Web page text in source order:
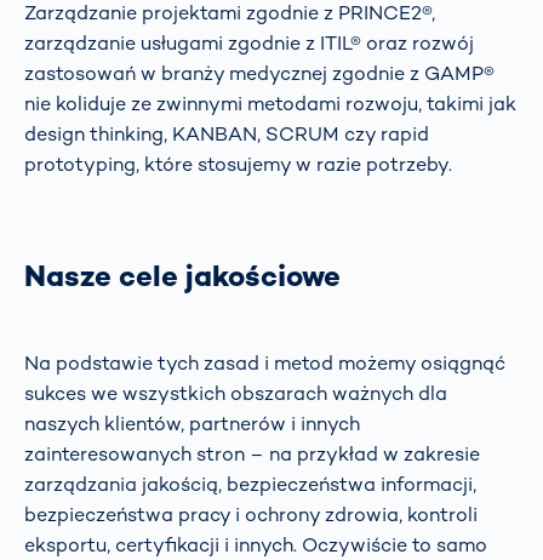
Zarządzanie projektami zgodnie z PRINCE2®,
zarządzanie usługami zgodnie z ITIL® oraz rozwój
zastosowań w branży medycznej zgodnie z GAMP®
nie koliduje ze zwinnymi metodami rozwoju, takimi jak
design thinking, KANBAN, SCRUM czy rapid
prototyping, które stosujemy w razie potrzeby.
Nasze cele jakościowe
Na podstawie tych zasad i metod możemy osiągnąć
sukces we wszystkich obszarach ważnych dla
naszych klientów, partnerów i innych
zainteresowanych stron – na przykład w zakresie
zarządzania jakością, bezpieczeństwa informacji,
bezpieczeństwa pracy i ochrony zdrowia, kontroli
eksportu, certyfikacji i innych. Oczywiście to samo